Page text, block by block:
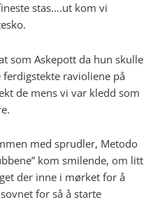
stas….ut kom vi
som Askepott da hun skulle
ravioliene på
de mens vi var kledd som
med sprudler, Metodo
kom smilende, om litt
der inne i mørket for å
for så å starte